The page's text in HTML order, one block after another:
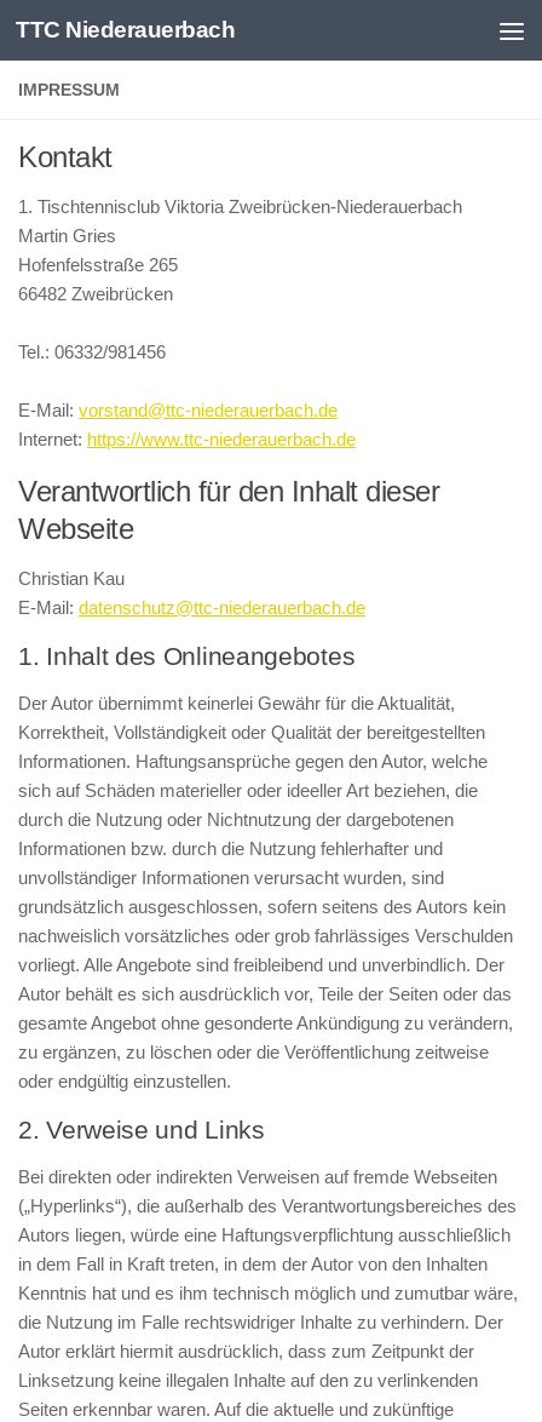
Zum Inhalt springen
TTC Niederauerbach
IMPRESSUM
Kontakt
1. Tischtennisclub Viktoria Zweibrücken-Niederauerbach
Martin Gries
Hofenfelsstraße 265
66482 Zweibrücken
Tel.: 06332/981456
E-Mail: vorstand@ttc-niederauerbach.de
Internet: https://www.ttc-niederauerbach.de
Verantwortlich für den Inhalt dieser
Webseite
Christian Kau
E-Mail: datenschutz@ttc-niederauerbach.de
1. Inhalt des Onlineangebotes
Der Autor übernimmt keinerlei Gewähr für die Aktualität,
Korrektheit, Vollständigkeit oder Qualität der bereitgestellten
Informationen. Haftungsansprüche gegen den Autor, welche
sich auf Schäden materieller oder ideeller Art beziehen, die
durch die Nutzung oder Nichtnutzung der dargebotenen
Informationen bzw. durch die Nutzung fehlerhafter und
unvollständiger Informationen verursacht wurden, sind
grundsätzlich ausgeschlossen, sofern seitens des Autors kein
nachweislich vorsätzliches oder grob fahrlässiges Verschulden
vorliegt. Alle Angebote sind freibleibend und unverbindlich. Der
Autor behält es sich ausdrücklich vor, Teile der Seiten oder das
gesamte Angebot ohne gesonderte Ankündigung zu verändern,
zu ergänzen, zu löschen oder die Veröffentlichung zeitweise
oder endgültig einzustellen.
2. Verweise und Links
Bei direkten oder indirekten Verweisen auf fremde Webseiten
(„Hyperlinks“), die außerhalb des Verantwortungsbereiches des
Autors liegen, würde eine Haftungsverpflichtung ausschließlich
in dem Fall in Kraft treten, in dem der Autor von den Inhalten
Kenntnis hat und es ihm technisch möglich und zumutbar wäre,
die Nutzung im Falle rechtswidriger Inhalte zu verhindern. Der
Autor erklärt hiermit ausdrücklich, dass zum Zeitpunkt der
Linksetzung keine illegalen Inhalte auf den zu verlinkenden
Seiten erkennbar waren. Auf die aktuelle und zukünftige